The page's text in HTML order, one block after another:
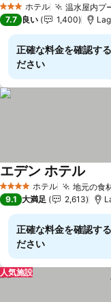
3 ホテルのランク
ホテル 温水屋内プ
7.7 良い 1,400
正確な料金を確認す
ださい
4 ホテルのランク
ホテル 地元の食
エデン ホテル
9.1 大満足 2,613
正確な料金を確認す
ださい
人気施設